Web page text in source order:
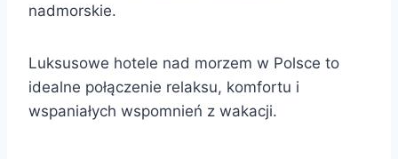
nadmorskie.
Luksusowe hotele nad morzem w Polsce to
idealne połączenie relaksu, komfortu i
wspaniałych wspomnień z wakacji.